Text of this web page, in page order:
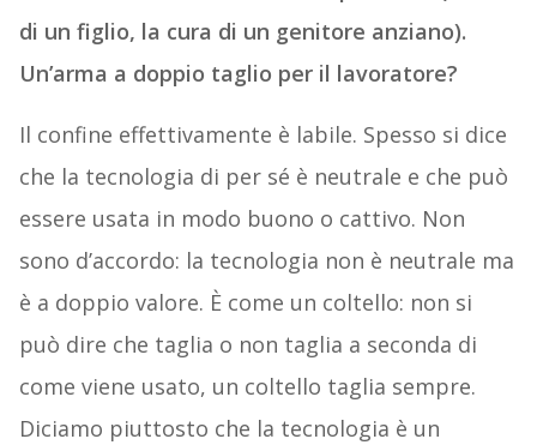
di un figlio, la cura di un genitore anziano).
Un’arma a doppio taglio per il lavoratore?
Il confine effettivamente è labile. Spesso si dice
che la tecnologia di per sé è neutrale e che può
essere usata in modo buono o cattivo. Non
sono d’accordo: la tecnologia non è neutrale ma
è a doppio valore. È come un coltello: non si
può dire che taglia o non taglia a seconda di
come viene usato, un coltello taglia sempre.
Diciamo piuttosto che la tecnologia è un